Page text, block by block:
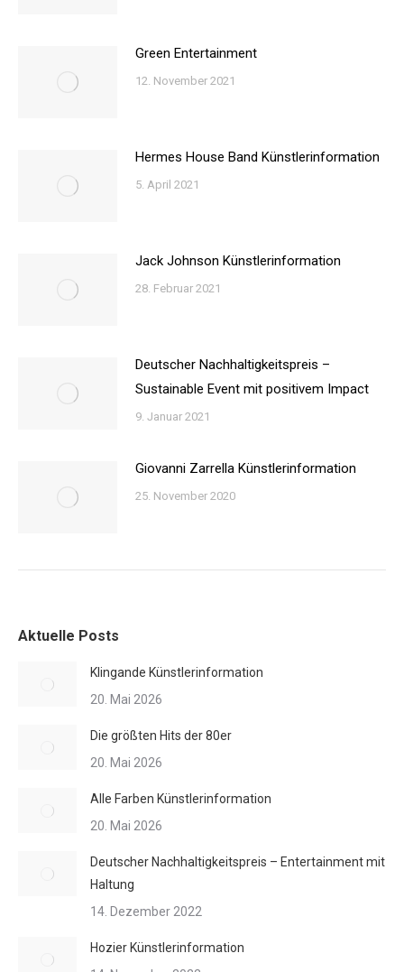
Green Entertainment
12. November 2021
Hermes House Band Künstlerinformation
5. April 2021
Jack Johnson Künstlerinformation
28. Februar 2021
Deutscher Nachhaltigkeitspreis –
Sustainable Event mit positivem Impact
9. Januar 2021
Giovanni Zarrella Künstlerinformation
25. November 2020
Aktuelle Posts
Klingande Künstlerinformation
20. Mai 2026
Die größten Hits der 80er
20. Mai 2026
Alle Farben Künstlerinformation
20. Mai 2026
Deutscher Nachhaltigkeitspreis – Entertainment mit
Haltung
14. Dezember 2022
Hozier Künstlerinformation